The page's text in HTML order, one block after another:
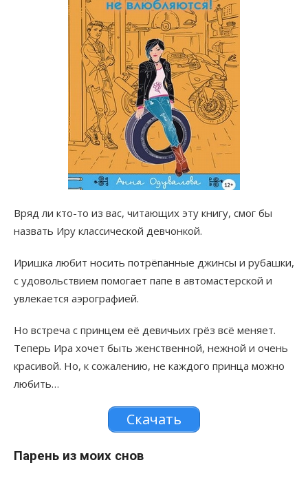
Вряд ли кто-то из вас, читающих эту книгу, смог бы
назвать Иру классической девчонкой.
Иришка любит носить потрёпанные джинсы и рубашки,
с удовольствием помогает папе в автомастерской и
увлекается аэрографией.
Но встреча с принцем её девичьих грёз всё меняет.
Теперь Ира хочет быть женственной, нежной и очень
красивой. Но, к сожалению, не каждого принца можно
любить…
Скачать
Парень из моих снов